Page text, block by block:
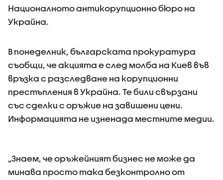
Националното антикорупционно бюро на
Украйна.
В понеделник, българската прокуратура
съобщи, че акцията е след молба на Киев във
връзка с разследване на корупционни
престъпления в Украйна. Те били свързани
със сделки с оръжие на завишени цени.
Информацията не изненада местните медии.
„Знаем, че оръжейният бизнес не може да
минава просто така безконтролно от